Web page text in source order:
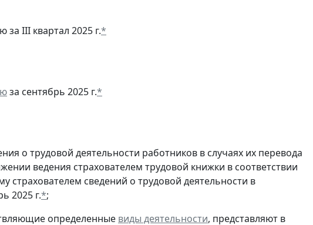
за III квартал 2025 г.*
за сентябрь 2025 г.*
о трудовой деятельности работников в случаях их перевода
ведения страхователем трудовой книжки в соответствии
страхователем сведений о трудовой деятельности в
2025 г.*;
определенные виды деятельности, представляют в